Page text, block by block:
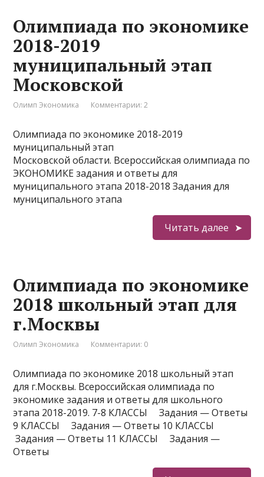
Олимпиада по экономике
2018-2019
муниципальный этап
Московской
Олимп Экономика Комментарии: 2
Олимпиада по экономике 2018-2019
муниципальный этап
Московской области. Всероссийская олимпиада по
ЭКОНОМИКЕ задания и ответы для
муниципального этапа 2018-2018 Задания для
муниципального этапа
Читать далее
Олимпиада по экономике
2018 школьный этап для
г.Москвы
Олимп Экономика Комментарии: 0
Олимпиада по экономике 2018 школьный этап
для г.Москвы. Всероссийская олимпиада по
экономике задания и ответы для школьного
этапа 2018-2019. 7-8 КЛАССЫ Задания — Ответы
9 КЛАССЫ Задания — Ответы 10 КЛАССЫ
Задания — Ответы 11 КЛАССЫ Задания —
Ответы